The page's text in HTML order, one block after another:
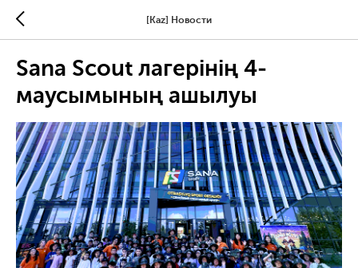
[Kaz] Новости
Sana Scout лагерінің 4-
маусымының ашылуы